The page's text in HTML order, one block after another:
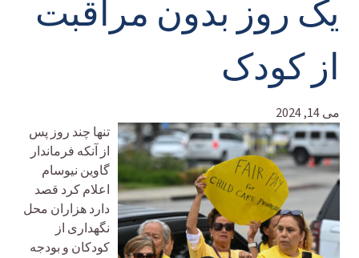
یک روز بدون مراقبت
از کودک
می 14, 2024
تنها چند روز پس
از آنکه فرماندار
گاوین نیوسام
اعلام کرد قصد
دارد هزاران محل
نگهداری از
کودکان و بودجه